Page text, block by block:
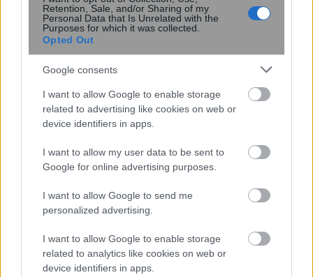
Retention, Sale, and/or Sharing of my
Personal Data that Is Unrelated with the
Purposes for which it was collected.
Opted Out
Google consents
I want to allow Google to enable storage
related to advertising like cookies on web or
device identifiers in apps.
I want to allow my user data to be sent to
Google for online advertising purposes.
I want to allow Google to send me
personalized advertising.
I want to allow Google to enable storage
related to analytics like cookies on web or
device identifiers in apps.
Κενό ασφαλείας στο iCloud Private
Relay της Apple μπορεί να
αποκαλύψει την πραγματική
Νέος σχεδιασμός καταλύτη βελτιώνει
την παραγωγή αμμωνίας